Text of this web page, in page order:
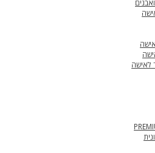
לאישה